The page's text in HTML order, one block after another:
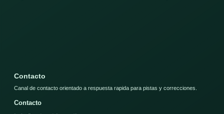
Contacto
Canal de contacto orientado a respuesta rapida para pistas y correcciones.
Contacto